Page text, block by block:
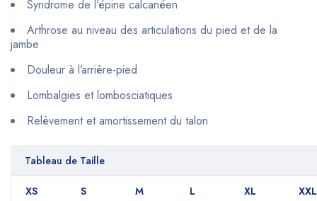
Syndrome de l’épine calcanéen
Arthrose au niveau des articulations du pied et de la
jambe
Douleur à l’arrière-pied
Lombalgies et lombosciatiques
Relèvement et amortissement du talon
Tableau de Taille
XS S M L XL XXL